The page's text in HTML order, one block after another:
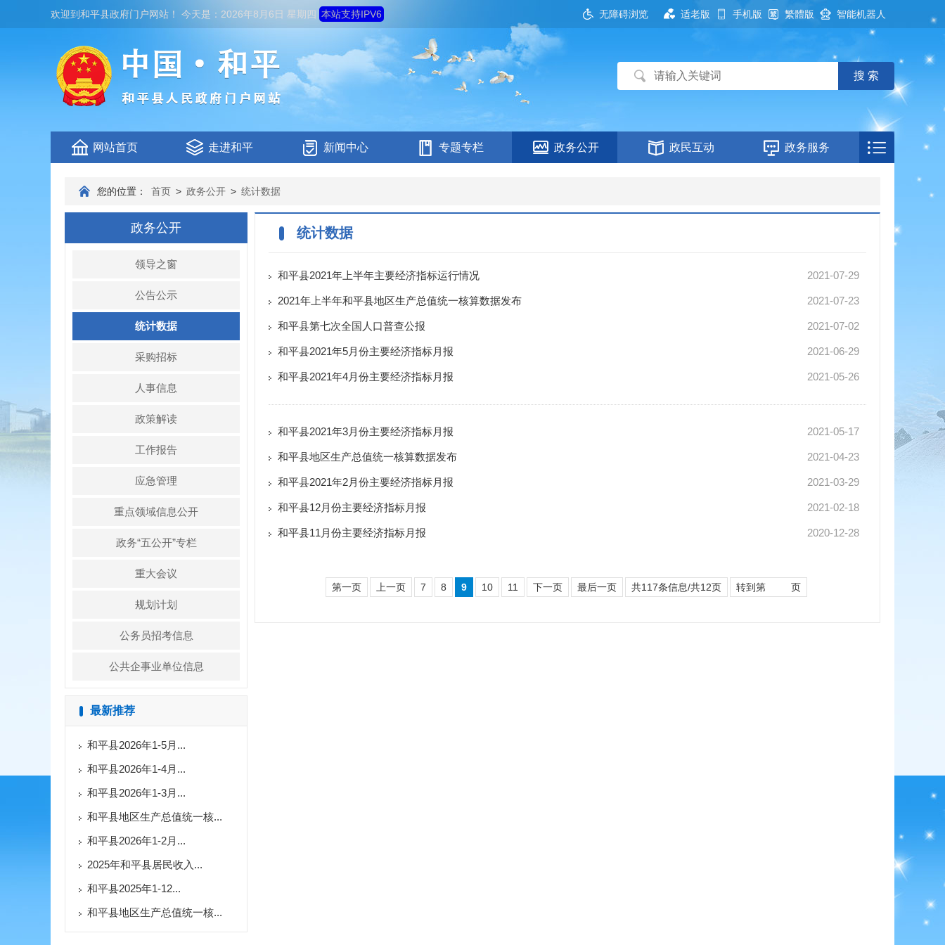
欢迎到和平县政府门户网站 ！ 今天是： 2026年8月6日 星期四 本站支持IPV6 无障碍浏览 适老版 手机版 繁體版 智能机器人
网站首页 走进和平 新闻中心 专题专栏 政务公开 政民互动 政务服务
您的位置： 首页 > 政务公开 > 统计数据
政务公开
领导之窗
公告公示
统计数据
采购招标
人事信息
政策解读
工作报告
应急管理
重点领域信息公开
政务“五公开”专栏
重大会议
规划计划
公务员招考信息
公共企事业单位信息
最新推荐
和平县2026年1-5月...
和平县2026年1-4月...
和平县2026年1-3月...
和平县地区生产总值统一核...
和平县2026年1-2月...
2025年和平县居民收入...
和平县2025年1-12...
和平县地区生产总值统一核...
统计数据
2021-07-29
和平县2021年上半年主要经济指标运行情况
2021-07-23
2021年上半年和平县地区生产总值统一核算数据发布
2021-07-02
和平县第七次全国人口普查公报
2021-06-29
和平县2021年5月份主要经济指标月报
2021-05-26
和平县2021年4月份主要经济指标月报
2021-05-17
和平县2021年3月份主要经济指标月报
2021-04-23
和平县地区生产总值统一核算数据发布
2021-03-29
和平县2021年2月份主要经济指标月报
2021-02-18
和平县12月份主要经济指标月报
2020-12-28
和平县11月份主要经济指标月报
第一页 上一页 7 8 9 10 11 下一页 最后一页 共117条信息/共12页 转到第 页